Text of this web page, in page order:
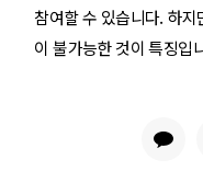
참여할 수 있습니다. 하
이 불가능한 것이 특징입